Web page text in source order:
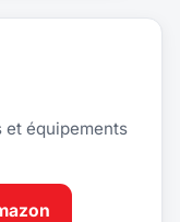
équipements